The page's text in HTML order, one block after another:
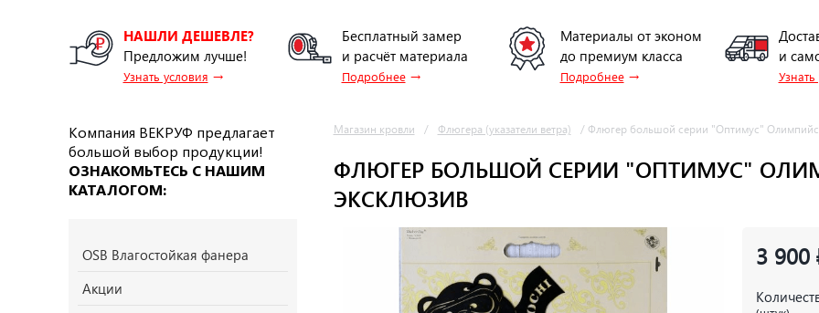
НАШЛИ ДЕШЕВЛЕ?
Предложим лучше!
Узнать условия →
Бесплатный замер
и расчёт материала
Подробнее→
Материалы от эконом
до премиум класса
Подробнее→
и
Компания ВЕКРУФ предлагает
большой выбор продукции!
ОЗНАКОМЬТЕСЬ С НАШИМ
КАТАЛОГОМ:
OSB Влагостойкая фанера
Акции
Магазин кровли / Флюгера (указатели ветра) / Флюгер большой серии "Оптимус"
ФЛЮГЕР БОЛЬШОЙ СЕРИИ "ОПТИМУС"
ЭКСКЛЮЗИВ
3 900